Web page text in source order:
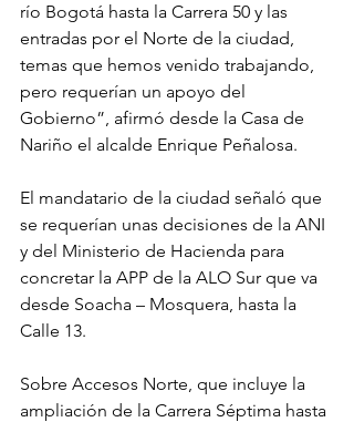
río Bogotá hasta la Carrera 50 y las
entradas por el Norte de la ciudad,
temas que hemos venido trabajando,
pero requerían un apoyo del
Gobierno”, afirmó desde la Casa de
Nariño el alcalde Enrique Peñalosa.
El mandatario de la ciudad señaló que
se requerían unas decisiones de la ANI
y del Ministerio de Hacienda para
concretar la APP de la ALO Sur que va
desde Soacha – Mosquera, hasta la
Calle 13.
Sobre Accesos Norte, que incluye la
ampliación de la Carrera Séptima hasta